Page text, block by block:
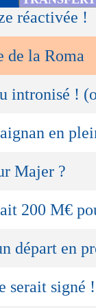
réactivée !
de la Roma
intronisé !
en
Majer ?
200 M€
départ en
serait signé !